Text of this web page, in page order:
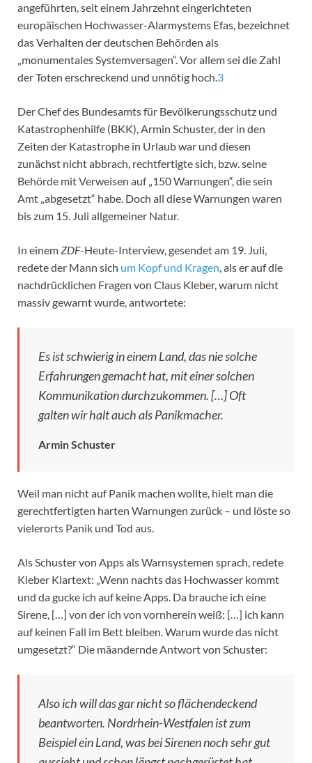
angeführten, seit einem Jahrzehnt eingerichteten
europäischen Hochwasser-Alarmystems Efas, bezeichnet
das Verhalten der deutschen Behörden als
„monumentales Systemversagen“. Vor allem sei die Zahl
der Toten erschreckend und unnötig hoch.3
Der Chef des Bundesamts für Bevölkerungsschutz und
Katastrophenhilfe (BKK), Armin Schuster, der in den
Zeiten der Katastrophe in Urlaub war und diesen
zunächst nicht abbrach, rechtfertigte sich, bzw. seine
Behörde mit Verweisen auf „150 Warnungen“, die sein
Amt „abgesetzt“ habe. Doch all diese Warnungen waren
bis zum 15. Juli allgemeiner Natur.
In einemZDF-Heute-Interview, gesendet am 19. Juli,
redete der Mann sich um Kopf und Kragen, als er auf die
nachdrücklichen Fragen von Claus Kleber, warum nicht
massiv gewarnt wurde, antwortete:
Es ist schwierig in einem Land, das nie solche
Erfahrungen gemacht hat, mit einer solchen
Kommunikation durchzukommen. […] Oft
galten wir halt auch als Panikmacher.
Armin Schuster
Weil man nicht auf Panik machen wollte, hielt man die
gerechtfertigten harten Warnungen zurück – und löste so
vielerorts Panik und Tod aus.
Als Schuster von Apps als Warnsystemen sprach, redete
Kleber Klartext: „Wenn nachts das Hochwasser kommt
und da gucke ich auf keine Apps. Da brauche ich eine
Sirene, […] von der ich von vornherein weiß: […] ich kann
auf keinen Fall im Bett bleiben. Warum wurde das nicht
umgesetzt?“ Die mäandernde Antwort von Schuster:
Also ich will das gar nicht so flächendeckend
beantworten. Nordrhein-Westfalen ist zum
Beispiel ein Land, was bei Sirenen noch sehr gut